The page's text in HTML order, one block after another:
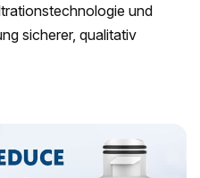
und
sicherer, qualitativ